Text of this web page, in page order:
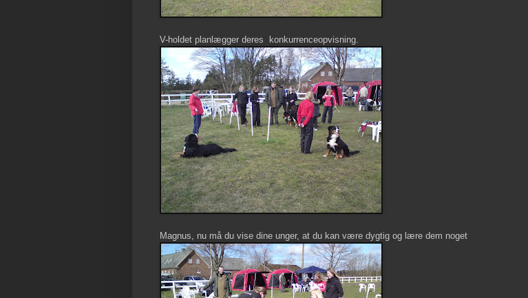
V-holdet planlægger deres konkurrenceopvisning.
Magnus, nu må du vise dine unger, at du kan være dygtig og lære dem noget